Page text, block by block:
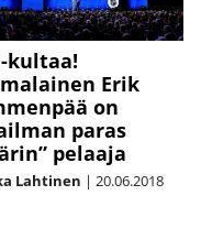
kultaa!
Erik
on
paras
pelaaja
Lahtinen | 20.06.2018